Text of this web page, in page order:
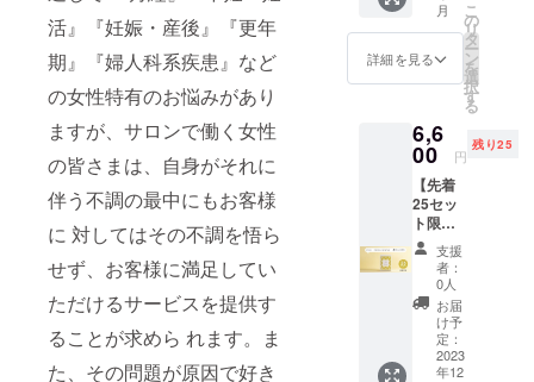
活』『妊娠・産後』『更年
期』『婦人科系疾患』など
の女性特有のお悩みがあり
ますが、サロンで働く女性
の皆さまは、自身がそれに
伴う不調の最中にもお客様
に 対してはその不調を悟ら
せず、お客様に満足してい
ただけるサービスを提供す
ることが求めら れます。ま
た、その問題が原因で好き
質な植
のオイ
ルを
女性に
うれし
いよも
ぎエキ
スを配
合した
肌に優
しいオ
イル
は、敏
感肌の
方や妊
婦さん
いドリ
ンクで
す。ベ
リンク
で飲み
やす
く、水
なしで
どこで
もさっ
と飲む
ことが
出来ま
す。鞄
のポ
ケット
は1包あ
たり
「大麦
バ」
100gを
し、女
性だけ
でなく
男性や
お子様
にもお
飲み頂
ける
【ノン
カフェ
み）】
とりあ
えず全
たいと
いう方
に
【CAM
PFIRE
限定】
repoge
fem
フェム
ケアシ
リーズ3
種のお
得な
セット
月
詳細を見る
こ
の
リ
タ
ー
ン
を
選
択
す
る
6,6
00 円
残り25
【先着
25セッ
ト限
定】
25%OF
F!!【通
常価格
8,800円
⇒6,600
円（送
料・税
支援
者：
0人
お届
け予
定：
2023
年12